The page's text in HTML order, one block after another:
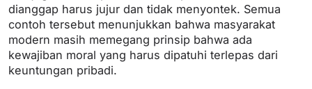
dianggap harus jujur dan tidak menyontek. Semua
contoh tersebut menunjukkan bahwa masyarakat
modern masih memegang prinsip bahwa ada
kewajiban moral yang harus dipatuhi terlepas dari
keuntungan pribadi.